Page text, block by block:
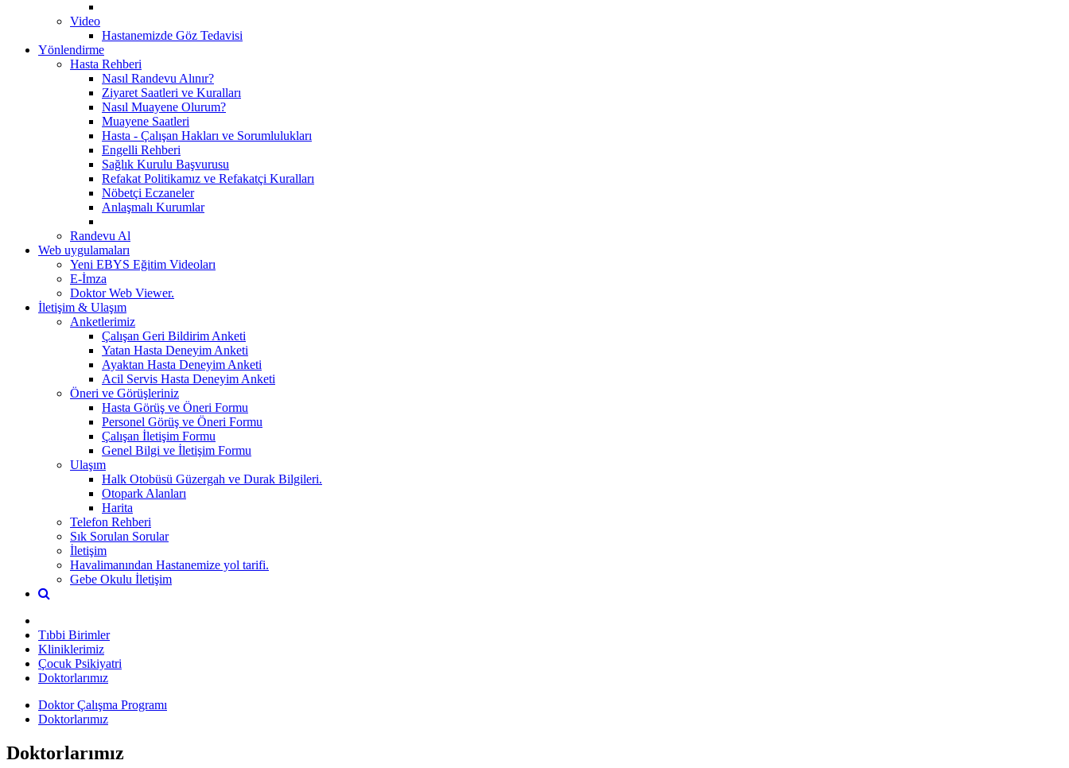
Video
Hastanemizde Göz Tedavisi
Yönlendirme
Hasta Rehberi
Nasıl Randevu Alınır?
Ziyaret Saatleri ve Kuralları
Nasıl Muayene Olurum?
Muayene Saatleri
Hasta - Çalışan Hakları ve Sorumlulukları
Engelli Rehberi
Sağlık Kurulu Başvurusu
Refakat Politikamız ve Refakatçi Kuralları
Nöbetçi Eczaneler
Anlaşmalı Kurumlar
Randevu Al
Web uygulamaları
Yeni EBYS Eğitim Videoları
E-İmza
Doktor Web Viewer.
İletişim & Ulaşım
Anketlerimiz
Çalışan Geri Bildirim Anketi
Yatan Hasta Deneyim Anketi
Ayaktan Hasta Deneyim Anketi
Acil Servis Hasta Deneyim Anketi
Öneri ve Görüşleriniz
Hasta Görüş ve Öneri Formu
Personel Görüş ve Öneri Formu
Çalışan İletişim Formu
Genel Bilgi ve İletişim Formu
Ulaşım
Halk Otobüsü Güzergah ve Durak Bilgileri.
Otopark Alanları
Harita
Telefon Rehberi
Sık Sorulan Sorular
İletişim
Havalimanından Hastanemize yol tarifi.
Gebe Okulu İletişim
Tıbbi Birimler
Kliniklerimiz
Çocuk Psikiyatri
Doktorlarımız
Doktor Çalışma Programı
Doktorlarımız
Doktorlarımız